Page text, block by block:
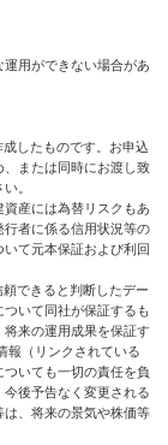
用ができない場合があ
したものです。お申込
または同時にお渡し致
。
産には為替リスクもあ
行者に係る信用状況等の
て元本保証および利回
できると判断したデー
いて同社が保証するも
来の運用成果を保証す
報（リンクされている
いても一切の責任を負
後予告なく変更される
、将来の景気や株価等